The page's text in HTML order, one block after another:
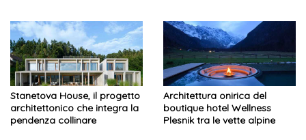
Stanetova House, il progetto
architettonico che integra la
pendenza collinare
Architettura onirica del
boutique hotel Wellness
Plesnik tra le vette alpine